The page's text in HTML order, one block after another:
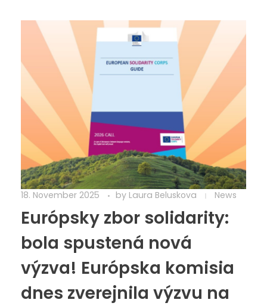
18. November 2025 by Laura Beluskova News
Európsky zbor solidarity:
bola spustená nová
výzva! Európska komisia
dnes zverejnila výzvu na